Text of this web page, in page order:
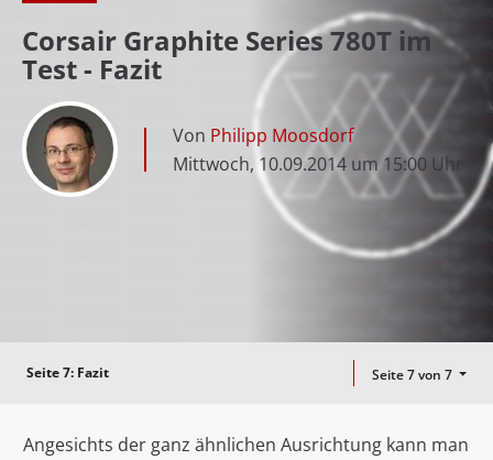
Corsair Graphite Series 780T im
Test - Fazit
Von Philipp Moosdorf
Mittwoch, 10.09.2014 um 15:00 Uhr
Seite 7: Fazit Seite 7 von 7
Angesichts der ganz ähnlichen Ausrichtung kann man